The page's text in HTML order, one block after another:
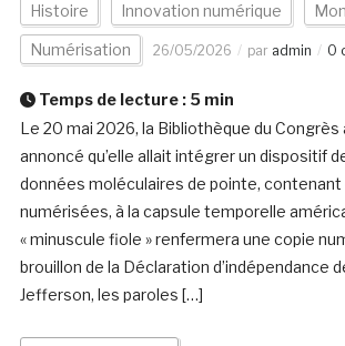
Histoire Innovation numérique
Numérisation 26/05/2026 par admin 0
Temps de lecture : 5 min
Le 20 mai 2026, la Bibliothèque du Congrès
annoncé qu’elle allait intégrer un dispositif
données moléculaires de pointe,
numérisées, à la capsule temporelle
« minuscule fiole » renfermera une copie
brouillon de la Déclaration d’indépendance
Jefferson, les paroles […]